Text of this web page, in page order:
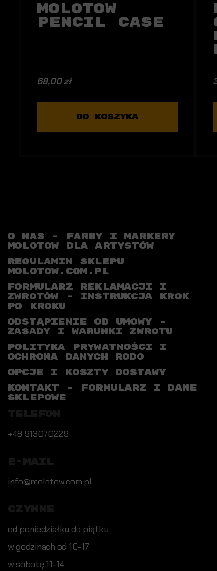
Molotow
Pencil Case
68,00 zł
DO KOSZYKA
O NAS - FARBY I MARKERY
MOLOTOW DLA ARTYSTÓW
REGULAMIN SKLEPU
MOLOTOW.COM.PL
FORMULARZ REKLAMACJI I
ZWROTÓW - INSTRUKCJA KROK
PO KROKU
ODSTĄPIENIE OD UMOWY -
ZASADY I WARUNKI ZWROTU
POLITYKA PRYWATNOŚCI I
OCHRONA DANYCH RODO
OPCJE I KOSZTY DOSTAWY
KONTAKT - FORMULARZ I DANE
SKLEPOWE
+48 913070229
info@molotow.com.pl
od poniedziałku do piątku
w godzinach od 10-17,
w sobotę 11-14